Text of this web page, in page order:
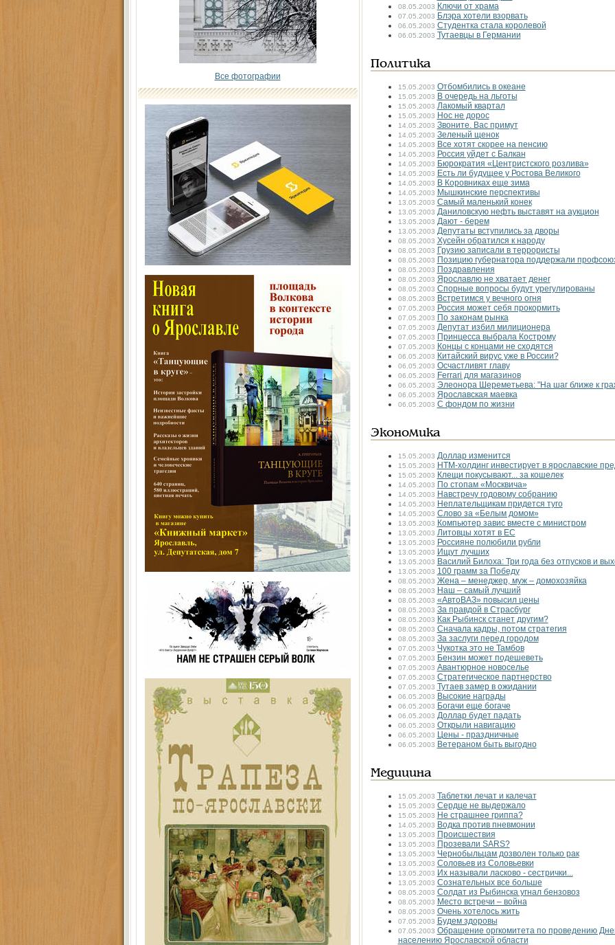
Все фотографии
08.05.2003 Ключи от храма
07.05.2003 Блэра хотели взорвать
06.05.2003 Студентка стала королевой
06.05.2003 Тутаевцы в Германии
Политика
15.05.2003 Отбомбились в океане
15.05.2003 В очередь на льготы
15.05.2003 Лакомый квартал
15.05.2003 Нос не дорос
14.05.2003 Звоните. Вас примут
14.05.2003 Зеленый щенок
14.05.2003 Все хотят скорее на пенсию
14.05.2003 Россия уйдет с Балкан
14.05.2003 Бюрократия «Центристского розлива»
14.05.2003 Есть ли будущее у Ростова Великого
14.05.2003 В Коровниках еще зима
14.05.2003 Мышкинские перспективы
13.05.2003 Самый маленький конек
13.05.2003 Даниловскую нефть выставят на аукцион
13.05.2003 Дают - берем
13.05.2003 Депутаты вступились за дворы
08.05.2003 Хусейн обратился к народу
08.05.2003 Грузию записали в террористы
08.05.2003 Позицию губернатора поддержали
08.05.2003 Поздравления
08.05.2003 Ярославлю не хватает денег
08.05.2003 Спорные вопросы будут урегулированы
08.05.2003 Встретимся у вечного огня
07.05.2003 Россия может себя прокормить
07.05.2003 По законам рынка
07.05.2003 Депутат избил милиционера
07.05.2003 Принцесса выбрала Кострому
07.05.2003 Концы с концами не сходятся
06.05.2003 Китайский вирус уже в России?
06.05.2003 Осчастливят главу
06.05.2003 Ferrari для магазинов
06.05.2003 Элеонора Шереметьева: "На шаг ближе к
06.05.2003 Ярославская маевка
06.05.2003 С фондом по жизни
Экономика
15.05.2003 Доллар изменится
15.05.2003 НТМ-холдинг инвестирует в ярославские
15.05.2003 Клещи покусывают... за кошелек
14.05.2003 По стопам «Москвича»
14.05.2003 Навстречу годовому собранию
14.05.2003 Неплательщикам придется туго
14.05.2003 Слово за «Белым домом»
13.05.2003 Компьютер завис вместе с министром
13.05.2003 Литовцы хотят в ЕС
13.05.2003 Россияне полюбили рубли
13.05.2003 Ищут лучших
13.05.2003 Василий Билоха: Три года без отпусков и
13.05.2003 100 грамм за Победу
08.05.2003 Жена – менеджер, муж – домохозяйка
08.05.2003 Наш – самый лучший
08.05.2003 «АвтоВАЗ» повысил цены
08.05.2003 За правдой в Страсбург
08.05.2003 Как Рыбинск станет другим?
08.05.2003 Сначала кадры, потом стратегия
08.05.2003 За заслуги перед городом
07.05.2003 Чукотка это не Тамбов
07.05.2003 Бензин может подешеветь
07.05.2003 Авантюрное новоселье
07.05.2003 Стратегическое партнерство
07.05.2003 Тутаев замер в ожидании
06.05.2003 Высокие награды
06.05.2003 Богачи еще богаче
06.05.2003 Доллар будет падать
06.05.2003 Открыли навигацию
06.05.2003 Цены - праздничные
06.05.2003 Ветераном быть выгодно
Медицина
15.05.2003 Таблетки лечат и калечат
15.05.2003 Сердце не выдержало
15.05.2003 Не страшнее гриппа?
14.05.2003 Водка против пневмонии
13.05.2003 Происшествия
13.05.2003 Прозевали SARS?
13.05.2003 Чернобыльцам дозволен только рак
13.05.2003 Соловьев из Соловьевки
13.05.2003 Их называли ласково - сестрички...
13.05.2003 Сознательных все больше
08.05.2003 Солдат из Рыбинска угнал бензовоз
08.05.2003 Меcто встречи – война
08.05.2003 Очень хотелось жить
07.05.2003 Будем здоровы
07.05.2003 Обращение оргкомитета по проведению
населению Ярославской области